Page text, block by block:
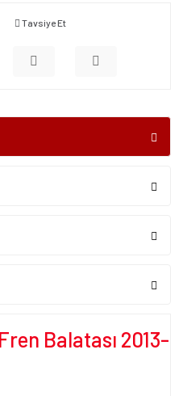
Tavsiye Et
Balatası 2013-